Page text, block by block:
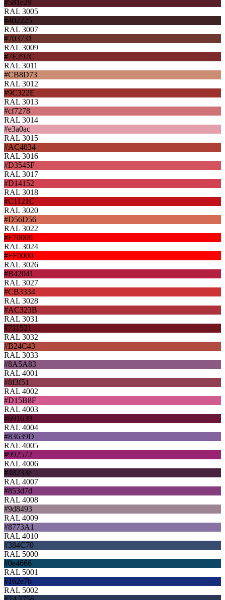
#581e29
RAL 3005
#402225
RAL 3007
#703731
RAL 3009
#7E292C
RAL 3011
#CB8D73
RAL 3012
#9C322E
RAL 3013
#cf7278
RAL 3014
#e3a0ac
RAL 3015
#AC4034
RAL 3016
#D3545F
RAL 3017
#D14152
RAL 3018
#C1121C
RAL 3020
#D56D56
RAL 3022
#F70000
RAL 3024
#FF0000
RAL 3026
#B42041
RAL 3027
#CB3334
RAL 3028
#AC323B
RAL 3031
#711521
RAL 3032
#B24C43
RAL 3033
#8A5A83
RAL 4001
#8f3f51
RAL 4002
#D15B8F
RAL 4003
#691639
RAL 4004
#83639D
RAL 4005
#992572
RAL 4006
#48233e
RAL 4007
#853d7d
RAL 4008
#9d8493
RAL 4009
#8773A1
RAL 4010
#384C70
RAL 5000
#0e4666
RAL 5001
#162e7b
RAL 5002